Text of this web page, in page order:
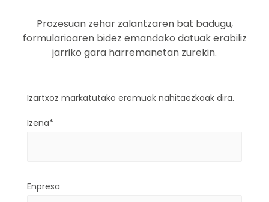
Prozesuan zehar zalantzaren bat badugu,
formularioaren bidez emandako datuak erabiliz
jarriko gara harremanetan zurekin.
Izartxoz markatutako eremuak nahitaezkoak dira.
Izena*
Enpresa